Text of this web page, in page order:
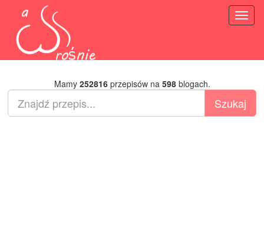
Mamy 252816przepisów na 598blogach.